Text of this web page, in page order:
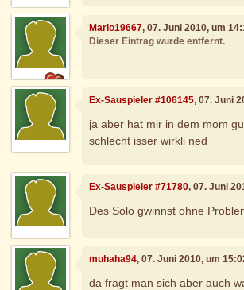
Mario19667, 07. Juni 2010, um
Dieser Eintrag wurde entfernt.
Ex-Sauspieler #106145, 07. Juni
ja aber hat mir in dem mom
schlecht isser wirkli ned
Ex-Sauspieler #71780, 07. Juni
Des Solo gwinnst ohne
muhaha94, 07. Juni 2010, um
da fragt man sich aber auch